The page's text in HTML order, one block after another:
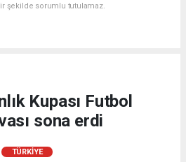
şekilde sorumlu tutulamaz.
Kupası Futbol
sona erdi
TÜRKIYE